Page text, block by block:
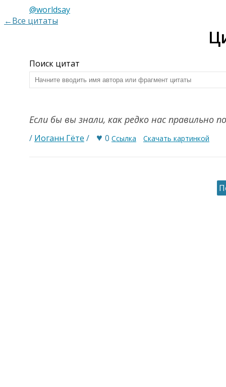
@worldsay
←Все цитаты
Поиск цитат
Если бы вы знали, как редко нас
/ Иоганн Гёте / ♥ 0 Ссылка Скачать картинкой